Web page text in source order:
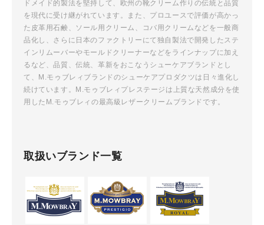
ドメイド的製法を堅持して、欧州の靴クリーム作りの伝統と品質
を現代に受け継がれています。また、プロユースで評価が高かっ
た皮革用石鹸、ソール用クリーム、コバ用クリームなどを一般商
品化し、さらに日本のファクトリーにて独自製法で開発したステ
インリムーバーやモールドクリーナーなどをラインナップに加え
るなど、品質、伝統、革新をおこなうシューケアブランドとし
て、M.モゥブレィブランドのシューケアプロダクツは日々進化し
続けています。M.モゥブレィプレステージは上質な天然成分を使
用したM.モゥブレィの最高級レザークリームブランドです。
取扱いブランド一覧